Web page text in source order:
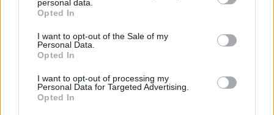
personal data.
Opted In
I want to opt-out of the Sale of my
Personal Data.
Opted In
I want to opt-out of processing my
Personal Data for Targeted Advertising.
Opted In
9 πράγματα που δεν πρέπει να
λέτε σε έναν επισκέπτη
27 Φεβρουαρίου 2026